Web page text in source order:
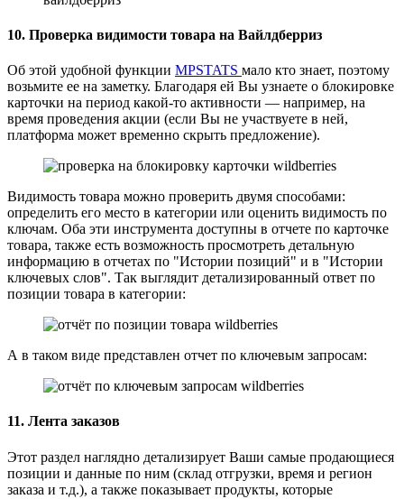
10. Проверка видимости товара на Вайлдберриз
Об этой удобной функции MPSTATS мало кто знает, поэтому
возьмите ее на заметку. Благодаря ей Вы узнаете о блокировке
карточки на период какой-то активности — например, на
время проведения акции (если Вы не участвуете в ней,
платформа может временно скрыть предложение).
Видимость товара можно проверить двумя способами:
определить его место в категории или оценить видимость по
ключам. Оба эти инструмента доступны в отчете по карточке
товара, также есть возможность просмотреть детальную
информацию в отчетах по "Истории позиций" и в "Истории
ключевых слов". Так выглядит детализированный ответ по
позиции товара в категории:
А в таком виде представлен отчет по ключевым запросам:
11. Лента заказов
Этот раздел наглядно детализирует Ваши самые продающиеся
позиции и данные по ним (склад отгрузки, время и регион
заказа и т.д.), а также показывает продукты, которые